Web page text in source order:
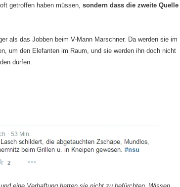
getroffen haben müssen, sondern dass die zweite Quelle
als das Jobben beim V-Mann Marschner. Da werden sie im
um den Elefanten im Raum, und sie werden ihn doch nicht
dürfen.